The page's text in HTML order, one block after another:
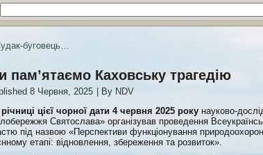
буговець…
пам’ятаємо Каховську трагедію
8 Червня, 2025 By NDV
цієї чорної дати 4 червня 2025 року науково-
Святослава» організував проведення
під назвою «Перспективи функціонування
етапі: відновлення, збереження та розвиток».